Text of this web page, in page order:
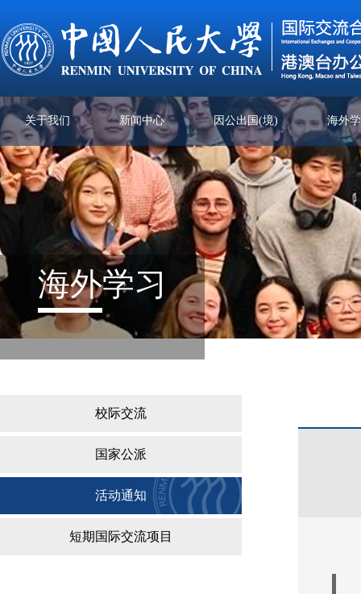
关于我们 新闻中心 因公出国(境) 海外
海外学习
校际交流
国家公派
活动通知
短期国际交流项目